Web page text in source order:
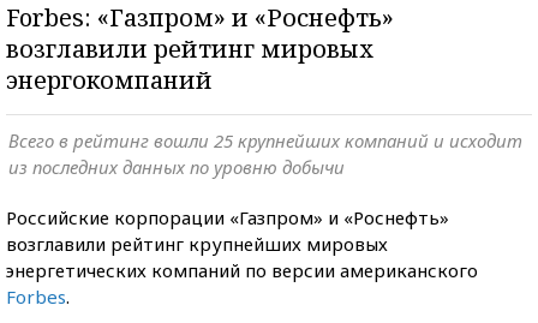
Forbes: «Газпром» и «Роснефть»
возглавили рейтинг мировых
энергокомпаний
Всего в рейтинг вошли 25 крупнейших компаний и исходит
из последних данных по уровню добычи
Российские корпорации «Газпром» и «Роснефть»
возглавили рейтинг крупнейших мировых
энергетических компаний по версии американского
Forbes.